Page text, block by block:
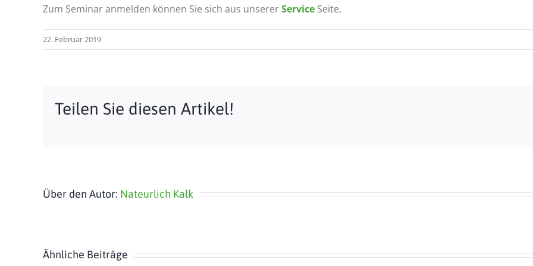
Zum Seminar anmelden können Sie sich aus unsererService Seite.
22. Februar 2019
Teilen Sie diesen Artikel!
Über den Autor: Nateurlich Kalk
Ähnliche Beiträge